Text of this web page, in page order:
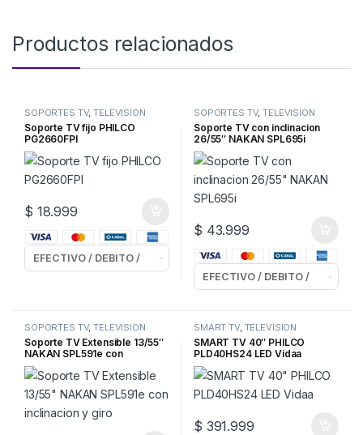
Productos relacionados
SOPORTES TV,TELEVISION
Soporte TV fijo PHILCO
PG2660FPI
$ 18.999
SOPORTES TV,TELEVISION
Soporte TV con inclinacion
26/55″ NAKAN SPL695i
$ 43.999
SOPORTES TV,TELEVISION
Soporte TV Extensible 13/55″
NAKAN SPL591e con
inclinacion y giro
SMART TV, TELEVISION
SMART TV 40″ PHILCO
PLD40HS24 LED Vidaa
$ 391.999